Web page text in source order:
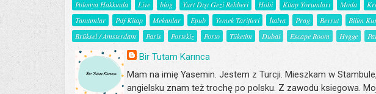
Polonya Hakkında
Live blog Yurt Dışı Gezi Rehberi Hobi Kitap Yorumları Moda
Tanıtımlar
Pdf Kitap Mekanlar Epub Yemek Tarifleri İtalya Prag Beyrut Bilim
Brüksel / Amsterdam
Paris Portekiz Porto Tüketim Dubai Escape Room Hygge
Bir Tutam Karınca
Mam na imię Yasemin. Jestem z Turcji. Mieszkam w
angielsku znam też trochę po polsku. Z zawodu ksiegowa.